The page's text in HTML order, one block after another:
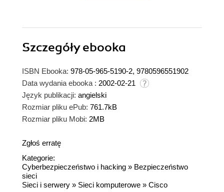
Szczegółyebooka
ISBN Ebooka: 978-05-965-5190-2, 9780596551902
Data wydania ebooka : 2002-02-21
Język publikacji: angielski
Rozmiar pliku ePub: 761.7kB
Rozmiar pliku Mobi: 2MB
Zgłoś erratę
Kategorie:
Cyberbezpieczeństwo i hacking » Bezpieczeństwo
sieci
Sieci i serwery » Sieci komputerowe » Cisco